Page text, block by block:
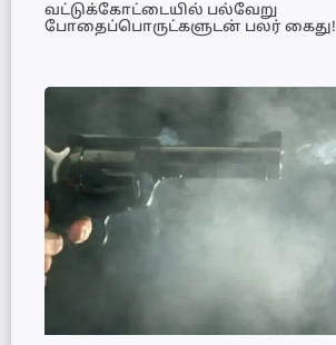
வட்டுக்கோட்டையில் பல்வேறு
போதைப்பொருட்களுடன் பலர் கைது!